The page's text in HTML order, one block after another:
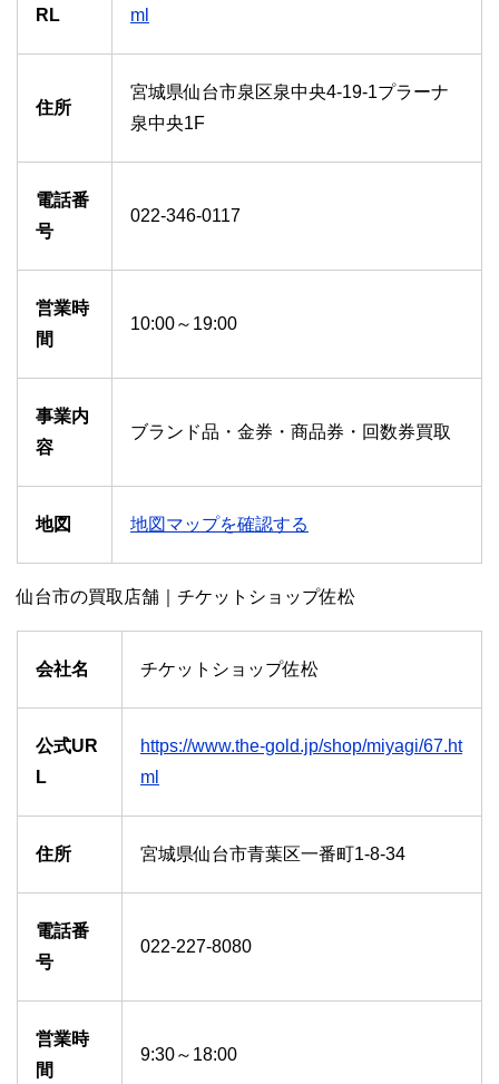
RL
ml
住所
宮城県仙台市泉区泉中央4-19-1プラーナ
泉中央1F
電話番
号
022-346-0117
営業時
間
10:00～19:00
事業内
容
ブランド品・金券・商品券・回数券買取
地図 地図マップを確認する
仙台市の買取店舗｜チケットショップ佐松
会社名 チケットショップ佐松
公式UR
L
https://www.the-gold.jp/shop/miyagi/67.ht
ml
住所 宮城県仙台市青葉区一番町1-8-34
電話番
号
022-227-8080
営業時
間
9:30～18:00